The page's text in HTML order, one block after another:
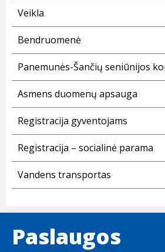
Veikla
Bendruomenė
Panemunės-Šančių seniūnijos
Asmens duomenų apsauga
Registracija gyventojams
Registracija – socialinė parama
Vandens transportas
Paslaugos